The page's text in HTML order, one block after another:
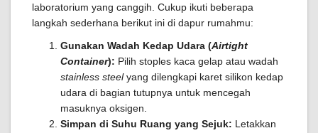
laboratorium yang canggih. Cukup ikuti beberapa
langkah sederhana berikut ini di dapur rumahmu:
Gunakan Wadah Kedap Udara (Airtight
Container): Pilih stoples kaca gelap atau wadah
stainless steelyang dilengkapi karet silikon kedap
udara di bagian tutupnya untuk mencegah
masuknya oksigen.
Simpan di Suhu Ruang yang Sejuk: Letakkan